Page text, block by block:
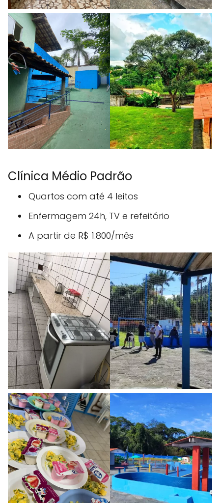
Clínica Médio Padrão
Quartos com até 4 leitos
Enfermagem 24h, TV e refeitório
A partir de R$ 1.800/mês